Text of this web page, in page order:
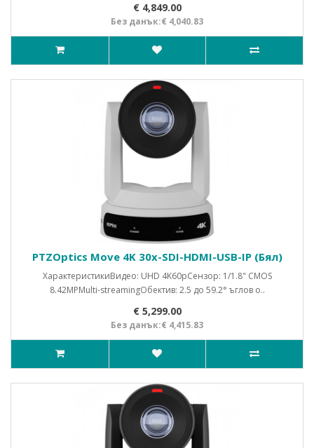
€ 4,849.00
Без данък:€ 4,040.83
PTZOptics Move 4K 30x-SDI-HDMI-USB-IP (Бял)
ХарактеристикиВидео: UHD 4K60pСензор: 1/1.8" CMOS
8.42MPMulti-streamingОбектив: 2.5 до 59.2° ъглов о..
€ 5,299.00
Без данък:€ 4,415.83